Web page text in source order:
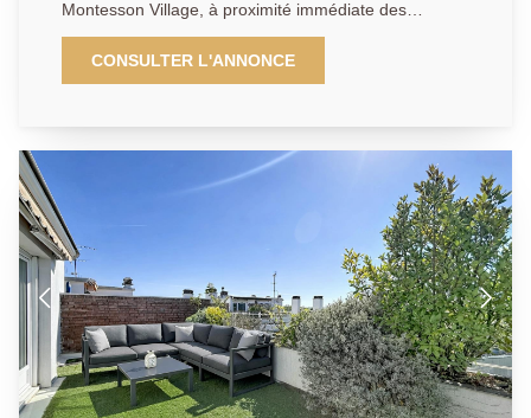
Montesson Village, à proximité immédiate des
commerces et en face de l'arrêt du bus. Il se compose
: Au rez-de-chaussée : d'un local commercial de
37.58m² avec vitrine sur rue, ainsi qu'un atelier,
carrez (103.83m² de surface au sol ), comprenant : un
palier desservant une cuisine équipée ouverte sur un
séjour lumineux le tout faisant de 23m² donnant accès
à une terrasse de 7.05m², un bureau de 8.35m² , une
chambre de 9m², une salle d'eau, une buanderie et
des toilettes séparées. À l'étage supérieur : deux
chambres avec poutres apparentes (22.36m² et
24.5m² de surface au sol), une seconde salle d'eau
avec WC. Une cave et un emplacement de
stationnement privatif complètent ce bien aux
multiples atouts et en bon état général. Possibilité
CONSULTER L'ANNONCE